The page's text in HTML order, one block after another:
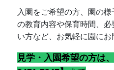
港南幼稚園では、
子を対象に、毎週
こデー」を開催し
に来てくださいね♪